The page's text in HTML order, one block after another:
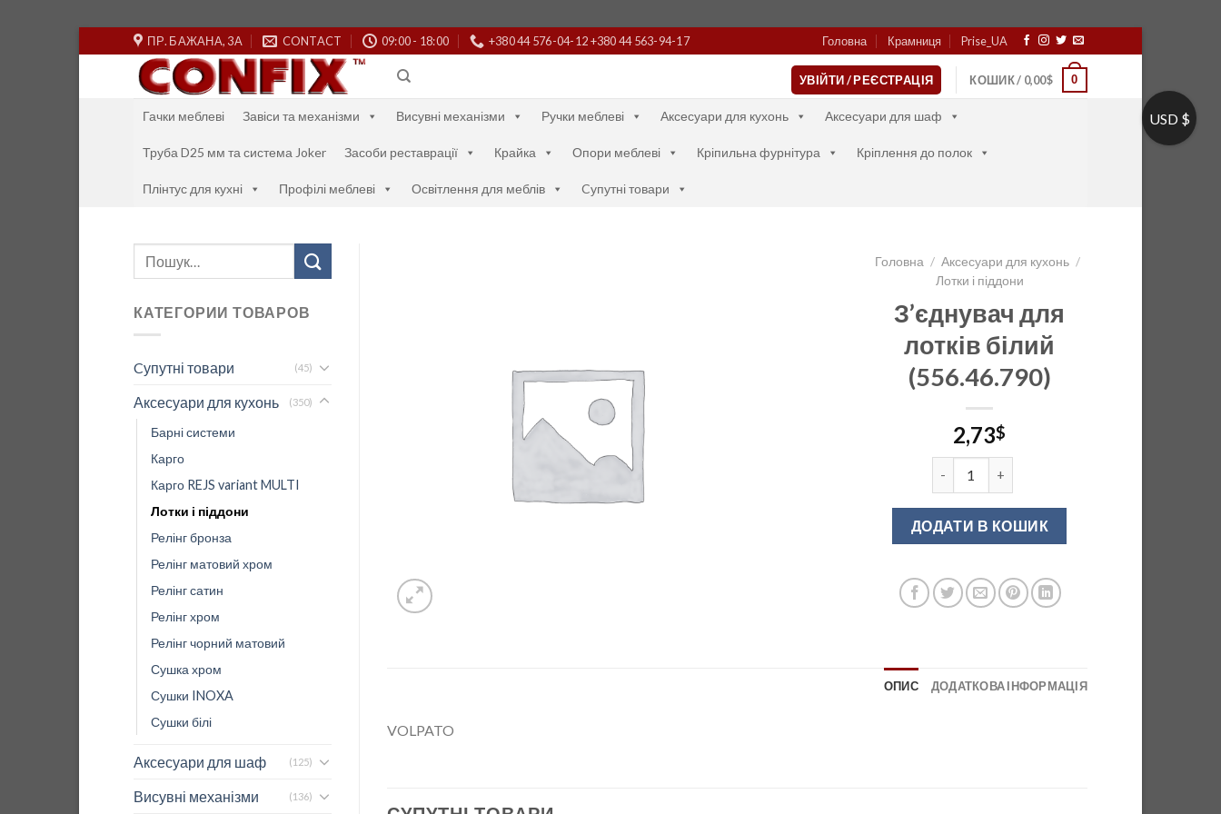
to
ПР. БАЖАНА, 3А CONTACT 09:00 - 18:00 +380 44 576-04-12 +380 44 563-94-17 Головна Крамниця Prise_UA
УВІЙТИ / РЕЄСТРАЦІЯ КОШИК / 0,00$ 0
Гачки меблеві Завіси та механізми Висувні механізми Ручки меблеві Аксесуари для кухонь Аксесуари для шаф
Труба D25 мм та система Joker Засоби реставрації Крайка Опори меблеві Кріпильна фурнітура Кріплення до полок
Плінтус для кухні Профілі меблеві Освітлення для меблів Cупутні товари
Шукати:
КАТЕГОРИИ ТОВАРОВ
Cупутні товари (45)
Аксесуари для кухонь (350)
Барні системи
Карго
Карго REJS variant MULTI
Лотки і піддони
Релінг бронза
Релінг матовий хром
Релінг сатин
Релінг хром
Релінг чорний матовий
Сушка хром
Сушки INOXA
Сушки білі
Аксесуари для шаф (125)
Висувні механізми (136)
Головна / Аксесуари для кухонь /
Лотки і піддони
З’єднувач для
лотків білий
(556.46.790)
2,73$
ДОДАТИ В КОШИК
ОПИС ДОДАТКОВА ІНФОРМАЦІЯ
VOLPATO
USD $